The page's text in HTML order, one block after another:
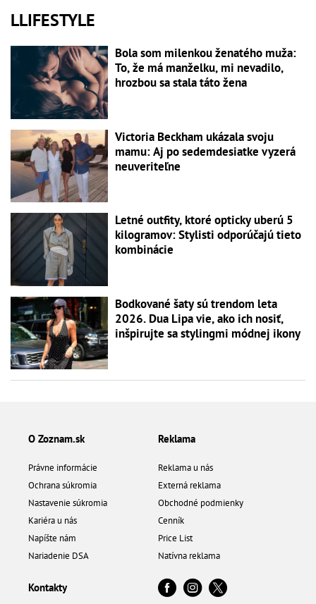
LLIFESTYLE
Bola som milenkou ženatého muža:
To, že má manželku, mi nevadilo,
hrozbou sa stala táto žena
Victoria Beckham ukázala svoju
mamu: Aj po sedemdesiatke vyzerá
neuveriteľne
Letné outfity, ktoré opticky uberú 5
kilogramov: Stylisti odporúčajú tieto
kombinácie
Bodkované šaty sú trendom leta
2026. Dua Lipa vie, ako ich nosiť,
inšpirujte sa stylingmi módnej ikony
O Zoznam.sk
Právne informácie
Ochrana súkromia
Nastavenie súkromia
Kariéra u nás
Napíšte nám
Nariadenie DSA
Reklama
Reklama u nás
Externá reklama
Obchodné podmienky
Cenník
Price List
Natívna reklama
Kontakty